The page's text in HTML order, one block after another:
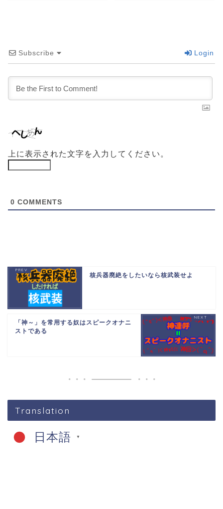
Subscribe Login
上に表示された文字を入力してください。
0 COMMENTS
核兵器廃絶をしたいなら核武装せよ
「神～」を常用する奴はスピークオナニ
ストである
Translation
日本語 ▼